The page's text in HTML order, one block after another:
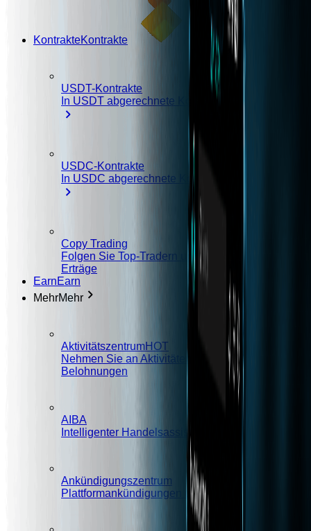
KontrakteKontrakte
USDT-Kontrakte
In USDT abgerechnete Kontrakte
USDC-Kontrakte
In USDC abgerechnete Kontrakte
Copy Trading
Folgen Sie Top-Tradern und Steigern Sie Ihre
Erträge
EarnEarn
MehrMehr
AktivitätszentrumHOT
Nehmen Sie an Aktivitäten teil und gewinnen Sie
Belohnungen
AIBA
Intelligenter Handelsassistent
Ankündigungszentrum
Plattformankündigungen und wichtige Mitteilungen